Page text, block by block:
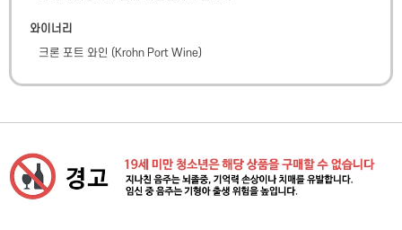
와이너리
크론 포트 와인 ( Krohn Port Wine)